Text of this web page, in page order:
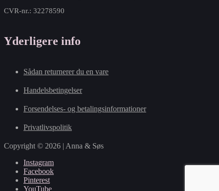
CVR-nr.: 32278590
Yderligere info
Sådan returnerer du en vare
Handelsbetingelser
Forsendelses- og betalingsinformationer
Privatlivspolitik
Copyright © 2026 | Anna & Søs
Instagram
Facebook
Pinterest
YouTube